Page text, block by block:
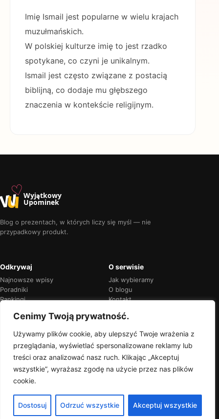
Cenimy Twoją prywatność.
Używamy plików cookie, aby ulepszyć Twoje wrażenia z
przeglądania, wyświetlać spersonalizowane reklamy lub
treści oraz analizować nasz ruch. Klikając „Akceptuj
wszystkie”, wyrażasz zgodę na użycie przez nas plików
cookie.
Dostosuj Odrzuć wszystkie Akceptuj wszystkie
Imię Ismail jest popularne w wielu krajach
muzułmańskich.
W polskiej kulturze imię to jest rzadko
spotykane, co czyni je unikalnym.
Ismail jest często związane z postacią
biblijną, co dodaje mu głębszego
znaczenia w kontekście religijnym.
u♡Wyjątkowy
Upominek
Blog o prezentach, w których liczy się myśl — nie
przypadkowy produkt.
Odkrywaj
Najnowsze wpisy
Poradniki
Rankingi
O serwisie
Jak wybieramy
O blogu
Kontakt
Przejrzyste rekomendacje
zawsze oznaczymy je wprost.